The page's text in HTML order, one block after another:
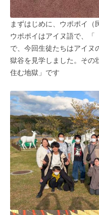
まずはじめに、ウポポイ（
ウポポイはアイヌ語で、「
で、今回生徒たちはアイヌ
獄谷を見学しました。その
住む地獄」です